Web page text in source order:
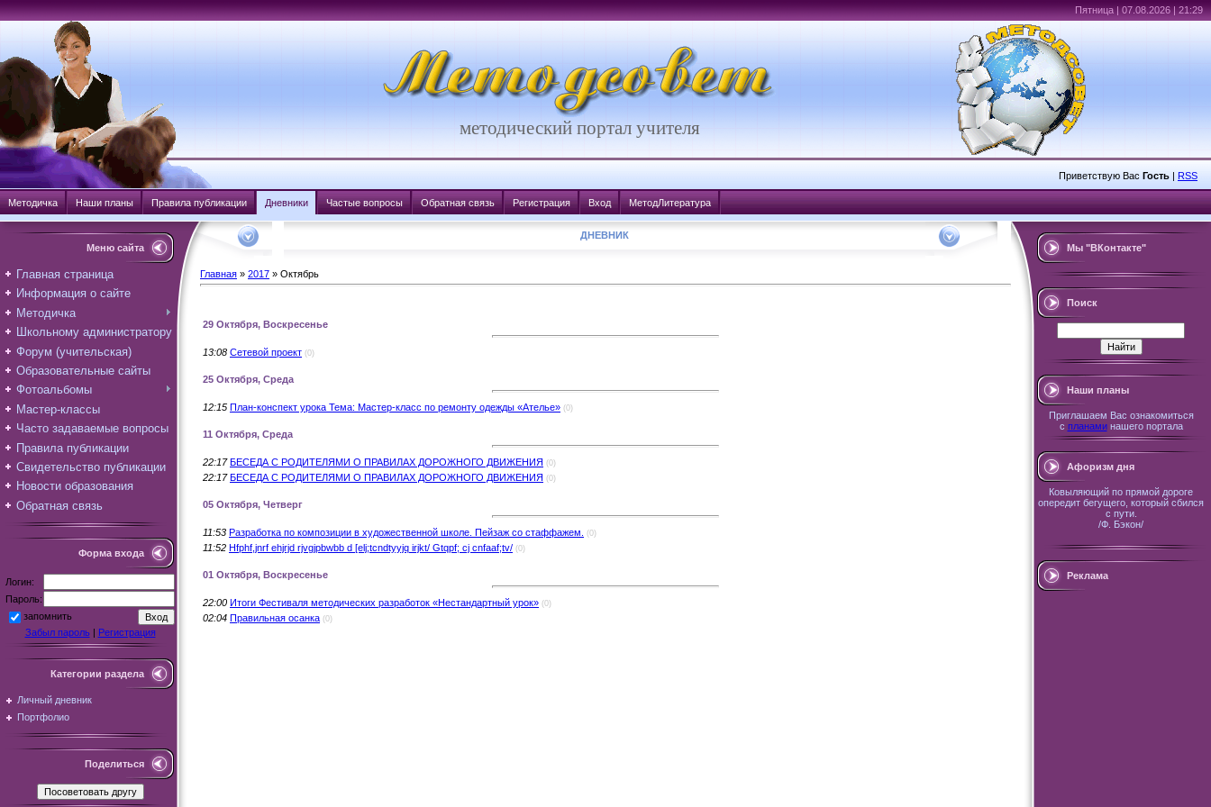
Пятница | 07.08.2026 | 21:29
методический портал учителя
Приветствую Вас Гость | RSS
Методичка Наши планы Правила публикации Дневники Частые вопросы Обратная связь Регистрация Вход МетодЛитература
Меню сайта
Главная страница
Информация о сайте
Методичка
Школьному администратору
Форум (учительская)
Образовательные сайты
Фотоальбомы
Мастер-классы
Часто задаваемые вопросы
Правила публикации
Свидетельство публикации
Новости образования
Обратная связь
Форма входа
Логин:
Пароль:
запомнить
Забыл пароль| Регистрация
Категории раздела
Личный дневник
Портфолио
Поделиться
ДНЕВНИК
Главная » 2017 » Октябрь
29 Октября, Воскресенье
13:08 Сетевой проект (0)
25 Октября, Среда
12:15 План-конспект урока Тема: Мастер-класс по ремонту одежды «Ателье» (0)
11 Октября, Среда
22:17 БЕСЕДА С РОДИТЕЛЯМИ О ПРАВИЛАХ ДОРОЖНОГО ДВИЖЕНИЯ (0)
22:17 БЕСЕДА С РОДИТЕЛЯМИ О ПРАВИЛАХ ДОРОЖНОГО ДВИЖЕНИЯ (0)
05 Октября, Четверг
11:53 Разработка по композиции в художественной школе. Пейзаж со стаффажем. (0)
11:52 Hfphf,jnrf ehjrjd rjvgjpbwbb d [elj;tcndtyyjq irjkt/ Gtqpf; cj cnfaaf;tv/ (0)
01 Октября, Воскресенье
22:00 Итоги Фестиваля методических разработок «Нестандартный урок» (0)
02:04 Правильная осанка (0)
Мы "ВКонтакте"
Поиск
Наши планы
Приглашаем Вас ознакомиться
с планаминашего портала
Афоризм дня
Ковыляющий по прямой дороге
опередит бегущего, который сбился
с пути.
/Ф. Бэкон/
Реклама